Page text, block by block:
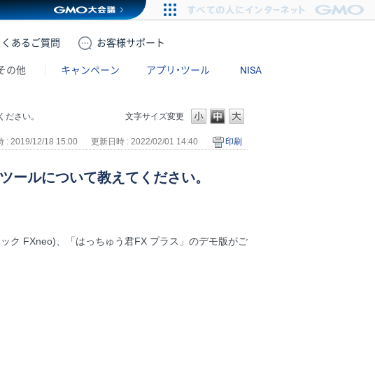
くある ご質問 お客様サポート
の他 キャンペーン アプリ・ツール NISA
文字サイズ変更
さい。
: 2019/12/18 15:00 更新日時 : 2022/02/01 14:40 印刷
ールについて教えてください。
ク FXneo)、「はっちゅう君FX プラス」のデモ版がご